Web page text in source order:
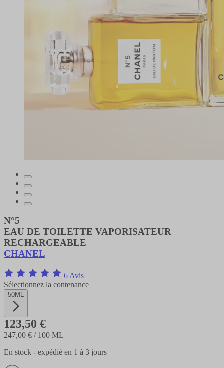
N°5
EAU DE TOILETTE VAPORISATEUR
RECHARGEABLE
CHANEL
6 Avis
Sélectionnez la contenance
50ML
123,50 €
247,00 € / 100 ML
En stock - expédié en 1 à 3 jours